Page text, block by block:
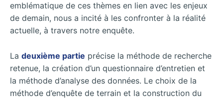
emblématique de ces thèmes en lien avec les enjeux
de demain, nous a incité à les confronter à la réalité
actuelle, à travers notre enquête.
La deuxième partie précise la méthode de recherche
retenue, la création d’un questionnaire d’entretien et
la méthode d’analyse des données. Le choix de la
méthode d’enquête de terrain et la construction du